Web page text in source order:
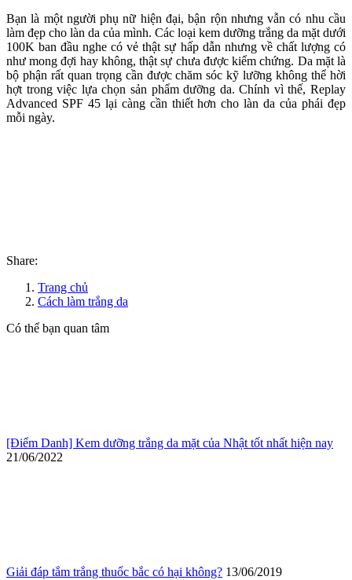
Bạn là một người phụ nữ hiện đại, bận rộn nhưng vẫn có nhu cầu
làm đẹp cho làn da của mình. Các loại kem dưỡng trắng da mặt dưới
100K ban đầu nghe có vẻ thật sự hấp dẫn nhưng về chất lượng có
như mong đợi hay không, thật sự chưa được kiểm chứng. Da mặt là
bộ phận rất quan trọng cần được chăm sóc kỹ lưỡng không thể hời
hợt trong việc lựa chọn sản phẩm dưỡng da. Chính vì thế, Replay
Advanced SPF 45 lại càng cần thiết hơn cho làn da của phái đẹp
mỗi ngày.
Share:
Trang chủ
Cách làm trắng da
Có thể bạn quan tâm
[Điểm Danh] Kem dưỡng trắng da mặt của Nhật tốt nhất hiện nay
21/06/2022
Giải đáp tắm trắng thuốc bắc có hại không? 13/06/2019